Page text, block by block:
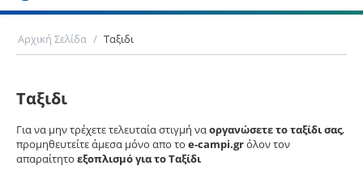
Αρχική Σελίδα / Ταξιδι
Ταξιδι
Για να μην τρέχετε τελευταία στιγμή ναοργανώσετε το ταξίδι σας,
προμηθευτείτε άμεσα μόνο απο το e-campi.grόλον τον
απαραίτητο εξοπλισμό για το Ταξίδι